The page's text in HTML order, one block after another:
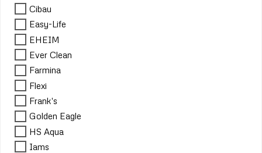
Cibau
Easy-Life
EHEIM
Ever Clean
Farmina
Flexi
Frank's
Golden Eagle
HS Aqua
Iams